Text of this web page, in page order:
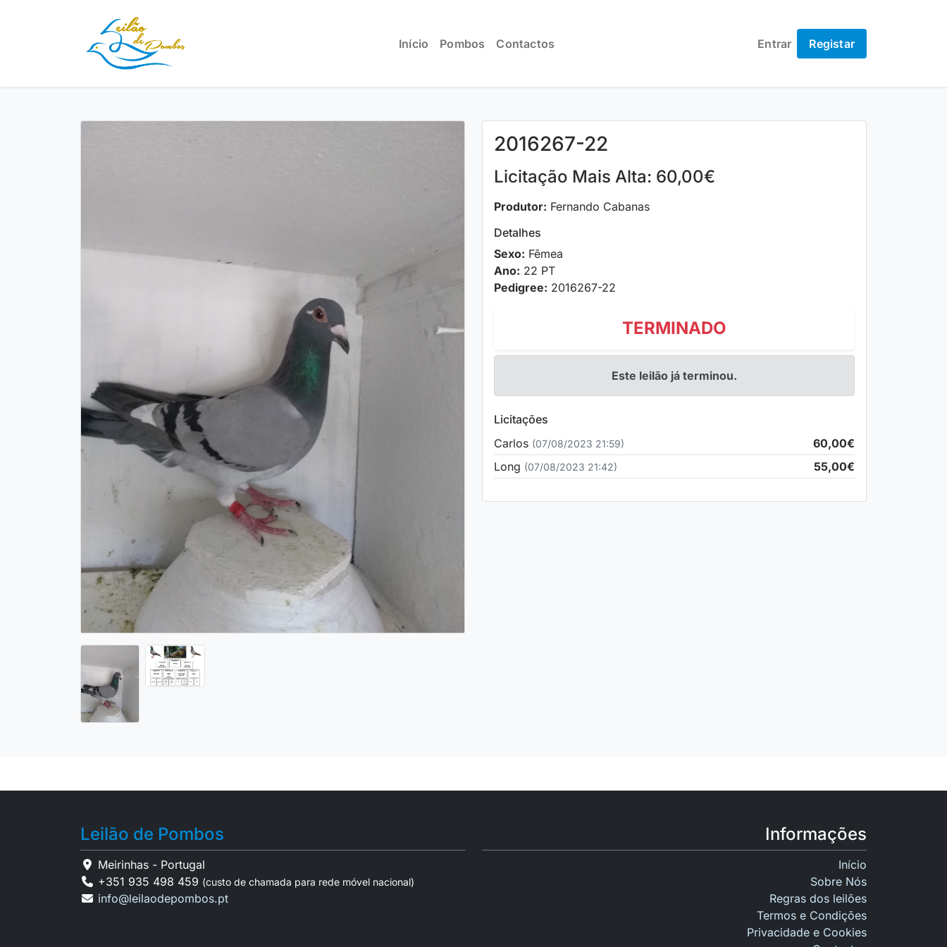
Início Pombos Contactos Entrar Registar
2016267-22
Licitação Mais Alta: 60,00€
Produtor: Fernando Cabanas
Detalhes
Sexo: Fêmea
Ano: 22 PT
Pedigree: 2016267-22
TERMINADO
Este leilão já terminou.
Licitações
Carlos (07/08/2023 21:59)
60,00€
Long (07/08/2023 21:42) 55,00€
Leilão de Pombos
Meirinhas - Portugal
+351 935 498 459 (custo de chamada para rede móvel nacional)
info@leilaodepombos.pt
Informações
Início
Sobre Nós
Regras dos leilões
Termos e Condições
Privacidade e Cookies